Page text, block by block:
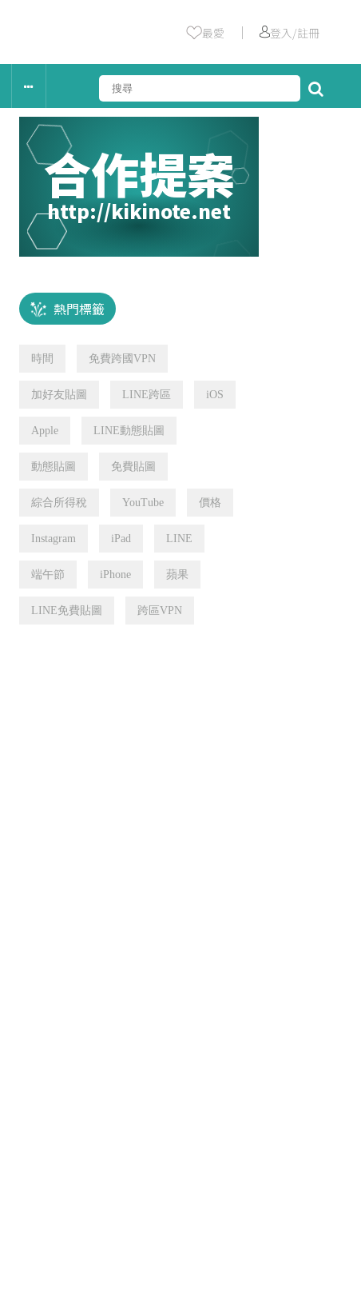
最愛 ｜ 登入/註冊
合作提案
http://kikinote.net
熱門標籤
時間 免費跨國VPN
加好友貼圖 LINE跨區 iOS
Apple LINE動態貼圖
動態貼圖 免費貼圖
綜合所得稅 YouTube 價格
Instagram iPad LINE
端午節 iPhone 蘋果
LINE免費貼圖 跨區VPN